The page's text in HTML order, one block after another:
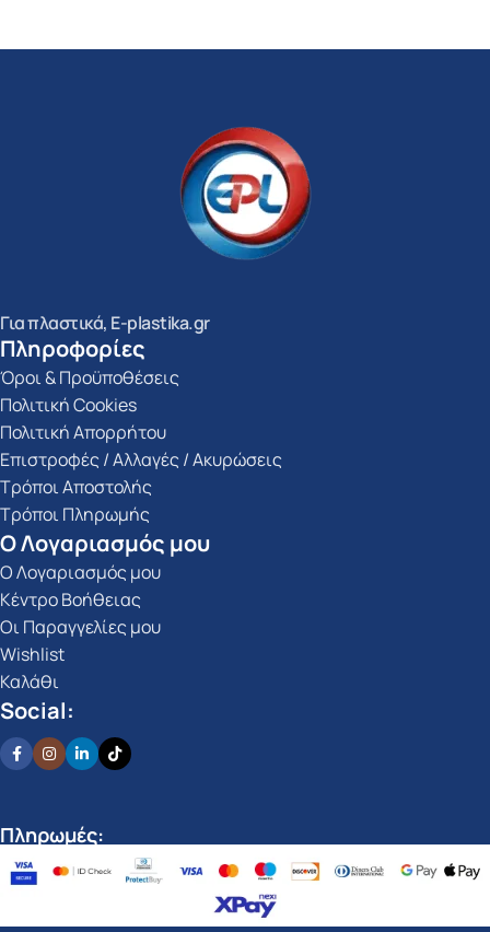
Για πλαστικά, E-plastika.gr
Πληροφορίες
Όροι & Προϋποθέσεις
Πολιτική Cookies
Πολιτική Απορρήτου
Επιστροφές / Αλλαγές / Ακυρώσεις
Τρόποι Αποστολής
Τρόποι Πληρωμής
Ο Λογαριασμός μου
Ο Λογαριασμός μου
Κέντρο Βοήθειας
Οι Παραγγελίες μου
Wishlist
Καλάθι
Social:
Πληρωμές: